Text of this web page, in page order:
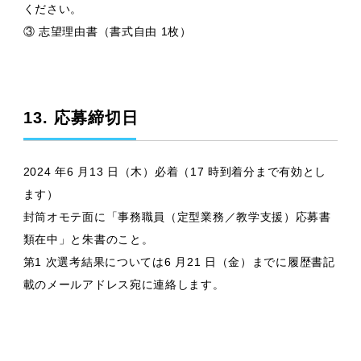
ください。
③ 志望理由書（書式自由 1枚）
13. 応募締切日
2024 年6 月13 日（木）必着（17 時到着分まで有効とし
ます）
封筒オモテ面に「事務職員（定型業務／教学支援）応募書
類在中」と朱書のこと。
第1 次選考結果については6 月21 日（金）までに履歴書記
載のメールアドレス宛に連絡します。